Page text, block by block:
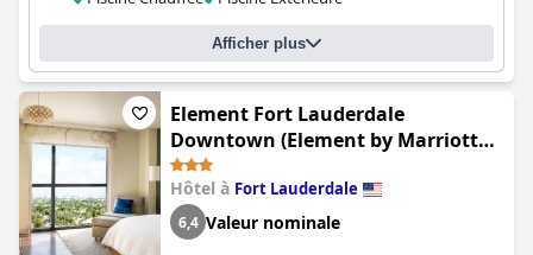
Afficher plus
Element Fort Lauderdale
Downtown (Element by Marriott
Fort Lauderdale Downtown)
Hôtel à Fort Lauderdale
6,4 Valeur nominale